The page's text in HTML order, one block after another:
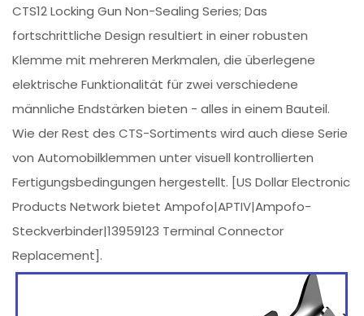
CTS12 Locking Gun Non-Sealing Series; Das
fortschrittliche Design resultiert in einer robusten
Klemme mit mehreren Merkmalen, die überlegene
elektrische Funktionalität für zwei verschiedene
männliche Endstärken bieten - alles in einem Bauteil.
Wie der Rest des CTS-Sortiments wird auch diese Serie
von Automobilklemmen unter visuell kontrollierten
Fertigungsbedingungen hergestellt. [US Dollar Electronic
Products Network bietet Ampofo|APTIV|Ampofo-
Steckverbinder|13959123 Terminal Connector
Replacement].